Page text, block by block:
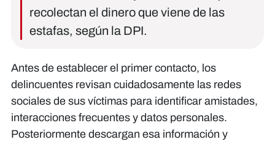
recolectan el dinero que viene de las
estafas, según la DPI.
Antes de establecer el primer contacto, los
delincuentes revisan cuidadosamente las redes
sociales de sus víctimas para identificar amistades,
interacciones frecuentes y datos personales.
Posteriormente descargan esa información y